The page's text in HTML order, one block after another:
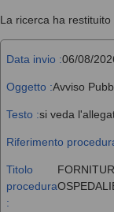
La ricerca ha
Data invio :06/08/
Oggetto :Avviso
Testo :si veda
Riferimento
Titolo
procedura
: